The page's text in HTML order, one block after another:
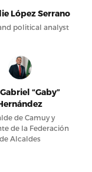
López Serrano
political analyst
“Gaby”
de Camuy y
de la Federación
de Alcaldes